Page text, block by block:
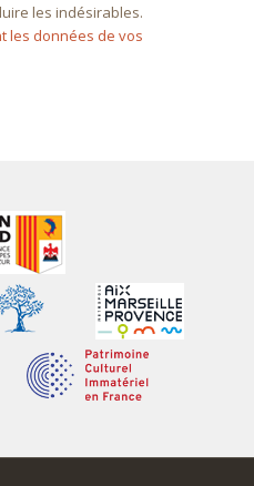
les indésirables.
les données de vos